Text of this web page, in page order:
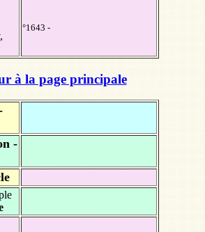
°1643 -
à la page principale
-